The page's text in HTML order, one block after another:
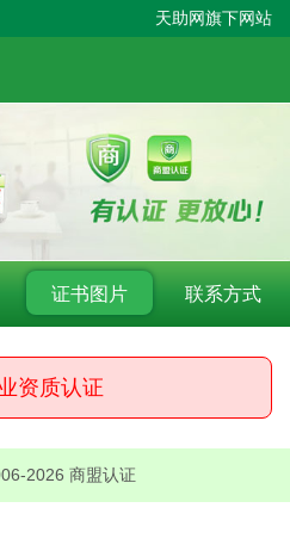
天助网旗下网站
证书图片 联系方式
资质认证
2026 商盟认证